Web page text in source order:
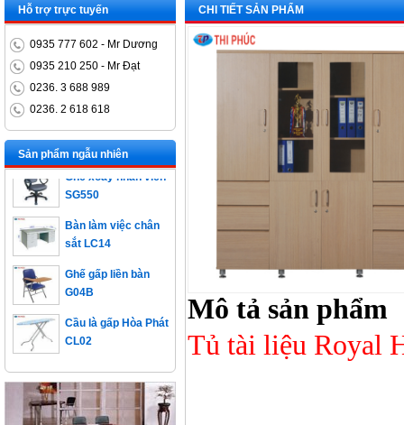
CHI TIẾT SẢN PHẨM
Mô tả sản phẩm
Tủ tài liệu Royal
Hỗ trợ trực tuyến
0935 777 602 - Mr Dương
0935 210 250 - Mr Đạt
0236. 3 688 989
0236. 2 618 618
Sản phẩm ngẫu nhiên
Bàn trưởng phòng
ET1400D
Ghế xoay nhân viên
SG550
sắt LC14
G04B
CL02